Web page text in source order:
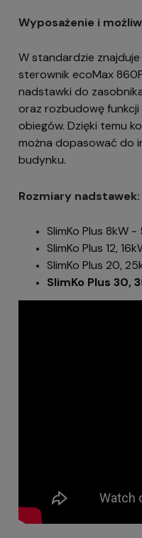
Wyposażenie i
W standardzie znajduje
sterownik ecoMax
nadstawki do
oraz rozbudowę
obiegów. Dzięki temu
można dopasować do
budynku.
Rozmiary nadstawek:
SlimKo Plus 8kW -
SlimKo Plus 12,
SlimKo Plus 20,
SlimKo Plus 30,